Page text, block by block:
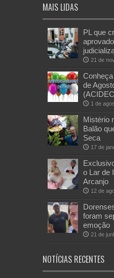
MAIS LIDAS
PL que
21 de
de
1 de
Mistério
Balão
Seca
17 de
o Lar de
Arcanjo
12 de
foram
emoção
21 de
NOTÍCIAS RECENTES